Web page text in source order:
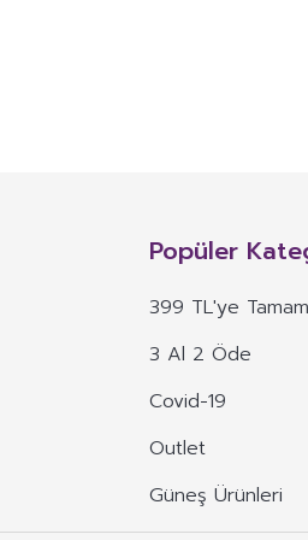
maddelerin konsantre veya
dozu belirlenmiş ürünleri ifade eder.
böyle özelliklere atıfta bulunan
eden veya vurgulayan ifadeler yer
Popüler
399 TL'ye
3 Al 2 Öde
Covid-19
Outlet
Güneş Ürünleri